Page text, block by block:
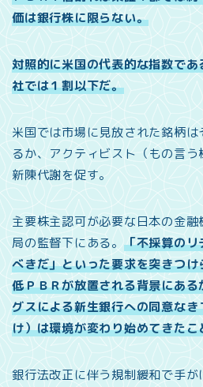
価は銀行株に限らない。
対照的に米国の代表的な指数で
社では１割以下だ。
米国では市場に見放された銘柄
るか、アクティビスト（もの言
新陳代謝を促す。
主要株主認可が必要な日本の金
局の監督下にある。 「不採算の
べきだ」といった要求を突きつ
低ＰＢＲが放置される背景にあ
グスによる新生銀行への同意な
け）は環境が変わり始めてきたこ
銀行法改正に伴う規制緩和で手